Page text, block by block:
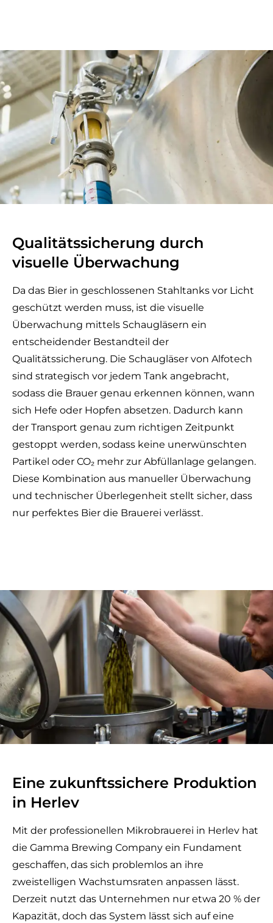
Qualitätssicherung durch
visuelle Überwachung
Da das Bier in geschlossenen Stahltanks vor Licht
geschützt werden muss, ist die visuelle
Überwachung mittels Schaugläsern ein
entscheidender Bestandteil der
Qualitätssicherung. Die Schaugläser von Alfotech
sind strategisch vor jedem Tank angebracht,
sodass die Brauer genau erkennen können, wann
sich Hefe oder Hopfen absetzen. Dadurch kann
der Transport genau zum richtigen Zeitpunkt
gestoppt werden, sodass keine unerwünschten
Partikel oder CO₂ mehr zur Abfüllanlage gelangen.
Diese Kombination aus manueller Überwachung
und technischer Überlegenheit stellt sicher, dass
nur perfektes Bier die Brauerei verlässt.
Eine zukunftssichere Produktion
in Herlev
Mit der professionellen Mikrobrauerei in Herlev hat
die Gamma Brewing Company ein Fundament
geschaffen, das sich problemlos an ihre
zweistelligen Wachstumsraten anpassen lässt.
Derzeit nutzt das Unternehmen nur etwa 20 % der
Kapazität, doch das System lässt sich auf eine